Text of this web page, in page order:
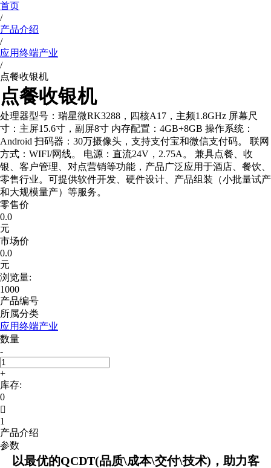
首页
/
产品介绍
/
应用终端产业
/
点餐收银机
点餐收银机
处理器型号：瑞星微RK3288，四核A17，主频1.8GHz 屏幕尺
寸：主屏15.6寸，副屏8寸 内存配置：4GB+8GB 操作系统：
Android 扫码器：30万摄像头，支持支付宝和微信支付码。 联网
方式：WIFI/网线。 电源：直流24V，2.75A。 兼具点餐、收
银、客户管理、对点营销等功能，产品广泛应用于酒店、餐饮、
零售行业。可提供软件开发、硬件设计、产品组装（小批量试产
和大规模量产）等服务。
零售价
0.0
元
市场价
0.0
元
浏览量:
1000
产品编号
所属分类
应用终端产业
数量
-
+
库存:
0

1
产品介绍
参数
以最优的QCDT(品质\成本\交付\技术)，助力客